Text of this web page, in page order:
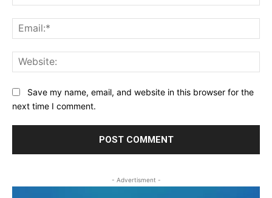
Save my name, email, and website in this browser for the
next time I comment.
- Advertisment -